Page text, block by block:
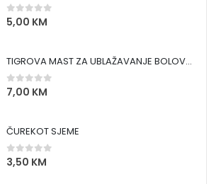
0 out of 5
5,00 KM
TIGROVA MAST ZA UBLAŽAVANJE BOLOVA I ZAGRIJAVANJE MIŠIĆA
0 out of 5
7,00 KM
ČUREKOT SJEME
0 out of 5
3,50 KM